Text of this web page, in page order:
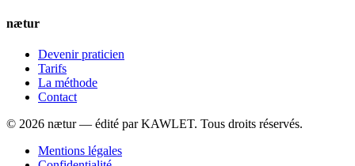
nætur
Devenir praticien
Tarifs
La méthode
Contact
© 2026 nætur — édité par KAWLET. Tous droits réservés.
Mentions légales